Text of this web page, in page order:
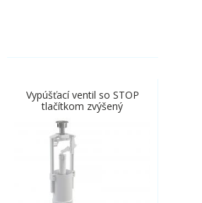
Vypúšťací ventil so STOP
tlačítkom zvýšený